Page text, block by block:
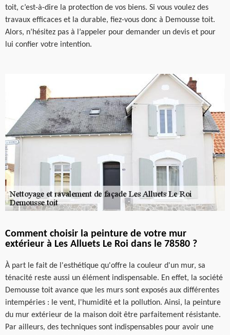
toit, c’est-à-dire la protection de vos biens. Si vous voulez des
travaux efficaces et la durable, fiez-vous donc à Demousse toit.
Alors, n’hésitez pas à l’appeler pour demander un devis et pour
lui confier votre intention.
Comment choisir la peinture de votre mur
extérieur à Les Alluets Le Roi dans le 78580 ?
À part le fait de l'esthétique qu'offre la couleur d'un mur, sa
ténacité reste aussi un élément indispensable. En effet, la société
Demousse toit avance que les murs sont exposés aux différentes
intempéries : le vent, l'humidité et la pollution. Ainsi, la peinture
du mur extérieur de la maison doit être parfaitement résistante.
Par ailleurs, des techniques sont indispensables pour avoir une